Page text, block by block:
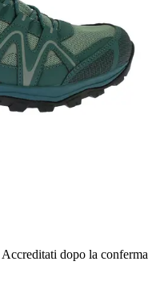
Accreditati dopo la conferma